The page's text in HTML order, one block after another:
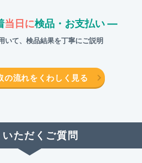
当日に検品・お支払い ―
いて、検品結果を丁寧にご説明
の流れをくわしく見る
いただくご質問